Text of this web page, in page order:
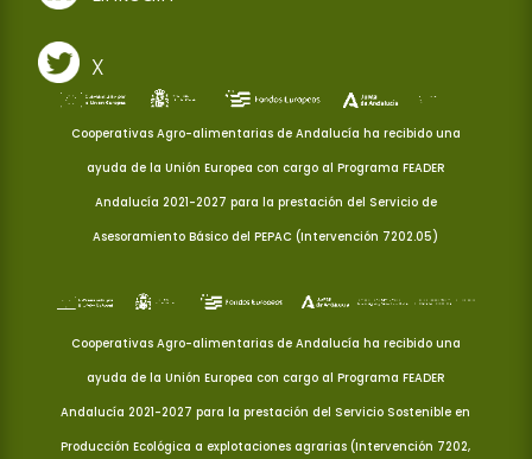
X
Cooperativas Agro-alimentarias de Andalucía ha recibido una
ayuda de la Unión Europea con cargo al Programa FEADER
Andalucía 2021-2027 para la prestación del Servicio de
Asesoramiento Básico del PEPAC (Intervención 7202.05)
Cooperativas Agro-alimentarias de Andalucía ha recibido una
ayuda de la Unión Europea con cargo al Programa FEADER
Andalucía 2021-2027 para la prestación del Servicio Sostenible en
Producción Ecológica a explotaciones agrarias (Intervención 7202,